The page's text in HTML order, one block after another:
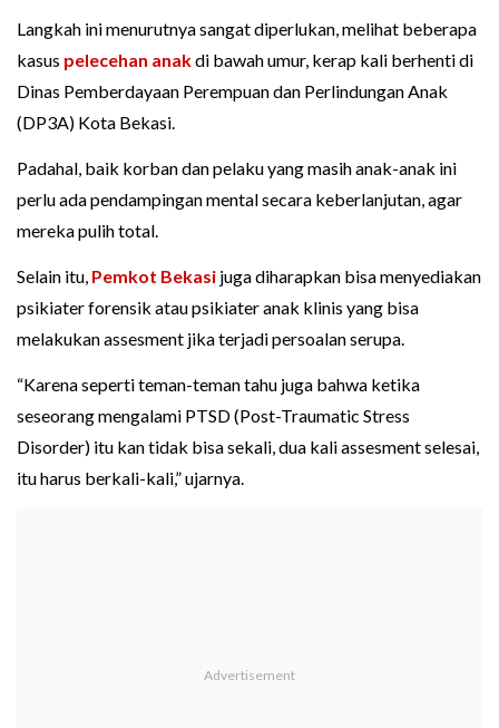
Langkah ini menurutnya sangat diperlukan, melihat beberapa
kasus pelecehan anakdi bawah umur, kerap kali berhenti di
Dinas Pemberdayaan Perempuan dan Perlindungan Anak
(DP3A) Kota Bekasi.
Padahal, baik korban dan pelaku yang masih anak-anak ini
perlu ada pendampingan mental secara keberlanjutan, agar
mereka pulih total.
Selain itu, Pemkot Bekasi juga diharapkan bisa menyediakan
psikiater forensik atau psikiater anak klinis yang bisa
melakukan assesment jika terjadi persoalan serupa.
“Karena seperti teman-teman tahu juga bahwa ketika
seseorang mengalami PTSD (Post-Traumatic Stress
Disorder) itu kan tidak bisa sekali, dua kali assesment selesai,
itu harus berkali-kali,” ujarnya.